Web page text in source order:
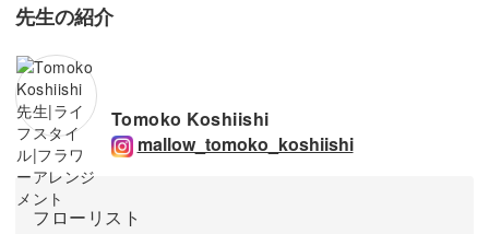
先生の紹介
Tomoko Koshiishi
mallow_tomoko_koshiishi
フローリスト